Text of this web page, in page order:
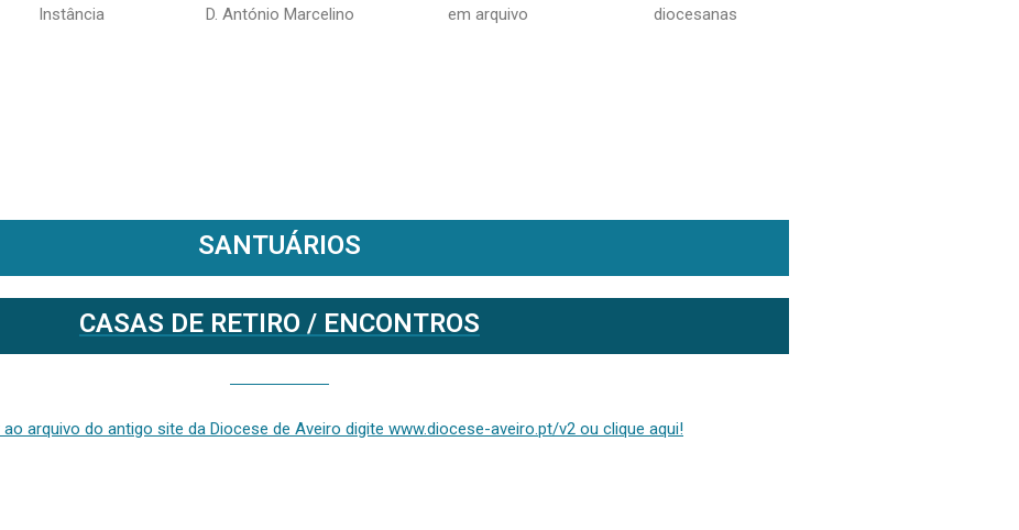
Instância
D. António Marcelino
em arquivo
diocesanas
SANTUÁRIOS
CASAS DE RETIRO / ENCONTROS
ao arquivo do antigo site da Diocese de Aveiro digite www.diocese-aveiro.pt/v2 ou clique aqui!